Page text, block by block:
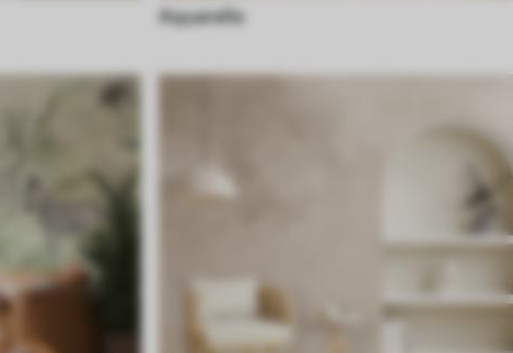
Aquarelle